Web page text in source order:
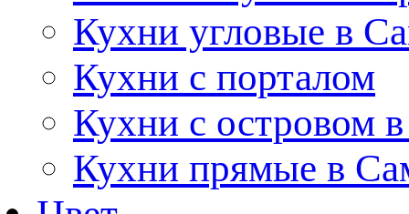
Кухни угловые в
Кухни с порталом
Кухни с островом
Кухни прямые в